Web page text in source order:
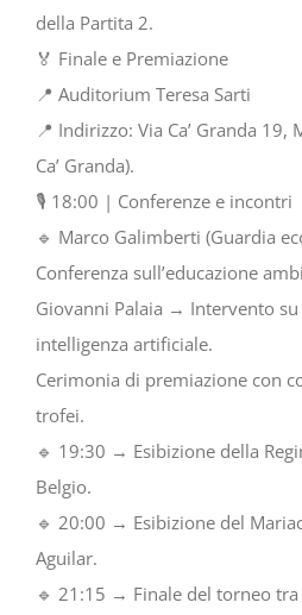
della Partita 2.
🏅 Finale e Premiazione
📍 Auditorium Teresa Sarti
📍 Indirizzo: Via Ca’ Granda
Ca’ Granda).
🎙️ 18:00 | Conferenze e incontri
🔹 Marco Galimberti (Guardia
Conferenza sull’educazione
Giovanni Palaia → Intervento
intelligenza artificiale.
Cerimonia di premiazione con
trofei.
🔹 19:30 → Esibizione della
Belgio.
🔹 20:00 → Esibizione del
Aguilar.
🔹 21:15 → Finale del torneo